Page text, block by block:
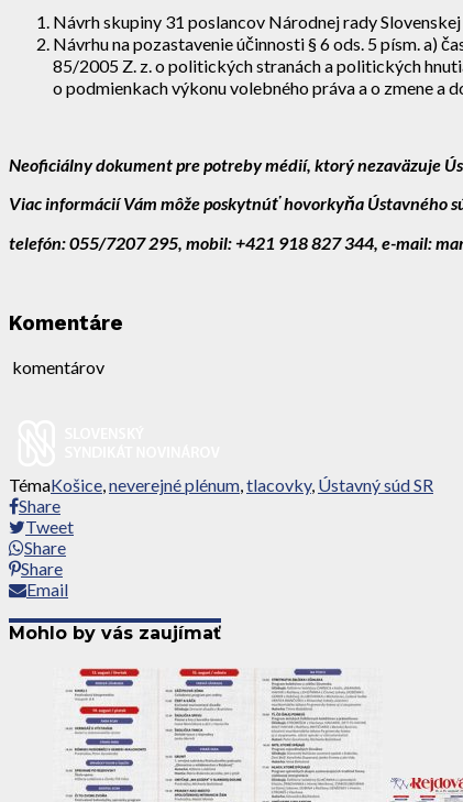
Návrh skupiny 31 poslancov Národnej rady
Návrhu na pozastavenie účinnosti § 6 ods. 5 písm. a)
85/2005 Z. z. o politických stranách a politických
o podmienkach výkonu volebného práva a o zmene a
Neoficiálny dokument pre potreby médií, ktorý nezaväzuje
Viac informácií Vám môže poskytnúťhovorkyňa Ústavného
telefón: 055/7207 295, mobil: +421 918 827 344, e-mail:
Komentáre
komentárov
TémaKošice,neverejné plénum,tlacovky, Ústavný súd SR
Share
Tweet
Share
Share
Email
Mohlo by vás zaujímať